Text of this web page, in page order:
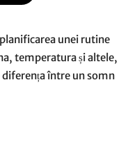
comunicateunei rutine
temperatura și altele,
diferența între un somn